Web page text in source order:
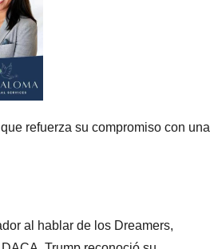
refuerza su compromiso con una
al hablar de los Dreamers,